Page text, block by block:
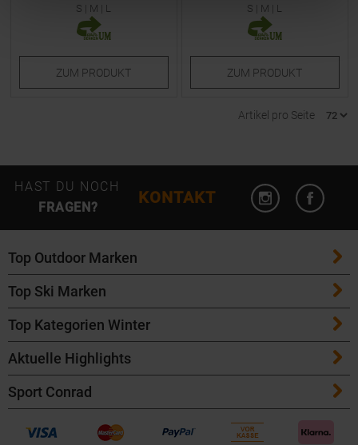
S M L
ZUM PRODUKT
S M L
ZUM PRODUKT
Artikel pro Seite
HAST DU NOCH
FRAGEN?
KONTAKT
Instagram
Top Outdoor Marken
Patagonia
Maloja
Salomon
Icebreaker
Garmin
Top Ski Marken
ATK Bindungen
K2 Ski
Völkl Ski
Fischer Ski
Top Kategorien Winter
Ski
Skitouren Ski
Langlaufski
Aktuelle Highlights
Maloja Fahrradbekleidung
Bike Helme von POC
Sport Conrad
Events